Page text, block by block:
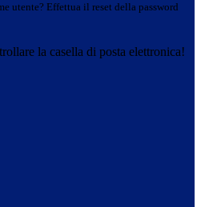
utente? Effettua il reset della password
la casella di posta elettronica!